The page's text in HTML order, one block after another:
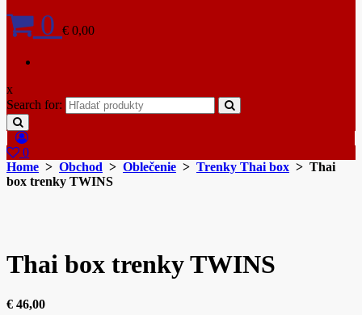
0 € 0,00
x
Search for:
0
Home > Obchod > Oblečenie > Trenky Thai box > Thai
box trenky TWINS
Thai box trenky TWINS
€ 46,00